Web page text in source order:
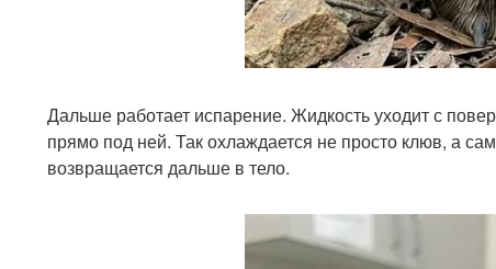
Дальше работает испарение. Жидкость уходит с
прямо под ней. Так охлаждается не просто клюв, а
возвращается дальше в тело.